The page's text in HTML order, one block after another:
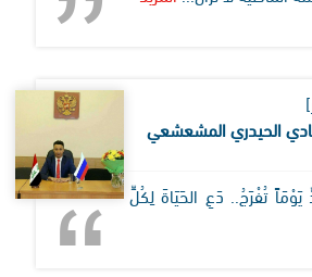
الحيدري المشعشعي
تُفْرَجُ.. دَعِ الحَيَاةَ لِكُلِّ